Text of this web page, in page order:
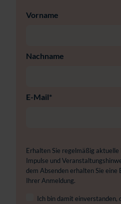
Vorname
Nachname
E-Mail*
Erhalten Sie regelmäßig
Impulse und
dem Absenden erhalten Sie
Ihrer Anmeldung.
Ich bin damit einverstanden,